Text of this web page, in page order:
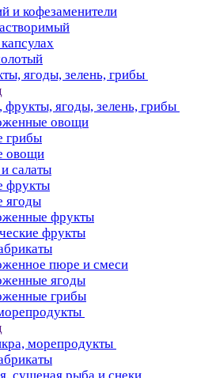
и кофезаменители
ягоды, зелень, грибы
ягоды, зелень, грибы
овощи
грибы
овощи
салаты
фрукты
ягоды
фрукты
фрукты
пюре и смеси
ягоды
грибы
морепродукты